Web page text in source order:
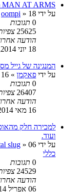
MAN AT ARMS מכינים נשק אמיתי מסרטים/משחקים
על ידי
oompi » 18 יוני 2014, 10:14
0 תגובות
25625
הודעה
18 יוני 2014, 10:14
המנגינה של גייל
על ידי פאקמן » 16 מאי 2014, 16:35
0 תגובות
26407
הודעה
16 מאי 2014, 16:35
למכירה חלק
ועוד.
על ידי
slug » 06 אפריל 2014, 18:08
כללי
0 תגובות
24529
הודעה
06 אפריל 2014, 18:08